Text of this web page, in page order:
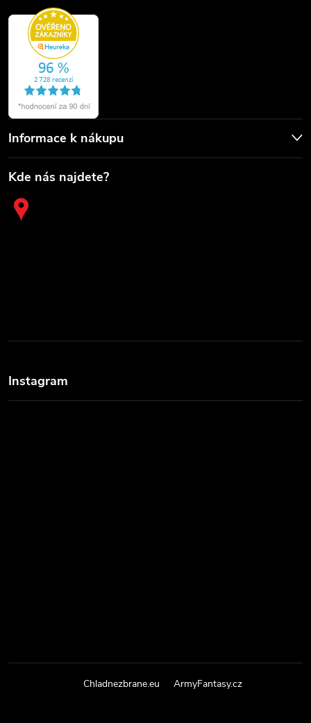
Informace k nákupu
Kde nás najdete?
Instagram
Chladnezbrane.eu ArmyFantasy.cz